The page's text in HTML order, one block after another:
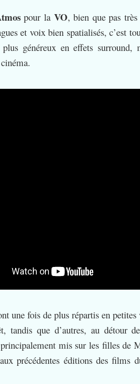
pour la VO, bien que pas
et voix bien spatialisés, c’est
généreux en effets
une fois de plus répartis en
tandis que d’autres, au détour
principalement mis sur les filles
précédentes éditions des films